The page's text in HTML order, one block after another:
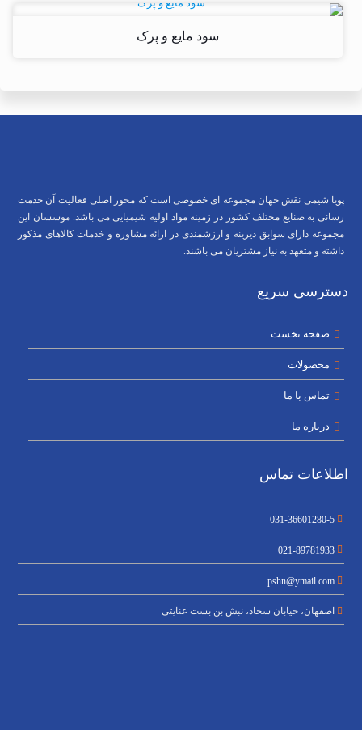
سود مایع و پرک
پویا شیمی نقش جهان مجموعه ای خصوصی است که محور اصلی فعالیت آن خدمت
رسانی به صنایع مختلف کشور در زمینه مواد اولیه شیمیایی می باشد. موسسان این
مجموعه دارای سوابق دیرینه و ارزشمندی در ارائه مشاوره و خدمات کالاهای مذکور
داشته و متعهد به نیاز مشتریان می باشند.
دسترسی سریع
صفحه نخست
محصولات
تماس با ما
درباره ما
اطلاعات تماس
031-36601280-5
021-89781933
pshn@ymail.com
اصفهان، خیابان سجاد، نبش بن بست عنایتی